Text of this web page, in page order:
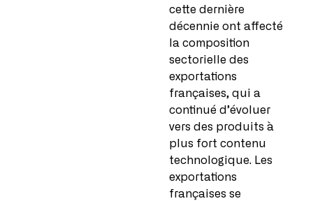
cette dernière
décennie ont affecté
la composition
sectorielle des
exportations
françaises, qui a
continué d’évoluer
vers des produits à
plus fort contenu
technologique. Les
exportations
françaises se